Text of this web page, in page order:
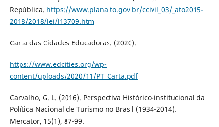
República. https://www.planalto.gov.br/ccivil_03/_ato2015-
2018/2018/lei/l13709.htm
Carta das Cidades Educadoras. (2020).
https://www.edcities.org/wp-
content/uploads/2020/11/PT_Carta.pdf
Carvalho, G. L. (2016). Perspectiva Histórico-institucional da
Política Nacional de Turismo no Brasil (1934-2014).
Mercator, 15(1), 87-99.